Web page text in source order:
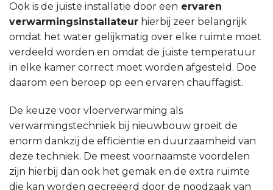
Ook is de juiste installatie door een ervaren
verwarmingsinstallateur hierbij zeer belangrijk
omdat het water gelijkmatig over elke ruimte moet
verdeeld worden en omdat de juiste temperatuur
in elke kamer correct moet worden afgesteld. Doe
daarom een beroep op een ervaren chauffagist.
De keuze voor vloerverwarming als
verwarmingstechniek bij nieuwbouw groeit de
enorm dankzij de efficiëntie en duurzaamheid van
deze techniek. De meest voornaamste voordelen
zijn hierbij dan ook het gemak en de extra ruimte
die kan worden gecreëerd door de noodzaak van